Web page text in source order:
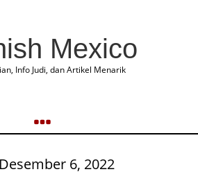
Mexico
Info Judi, dan Artikel Menarik
Desember 6, 2022